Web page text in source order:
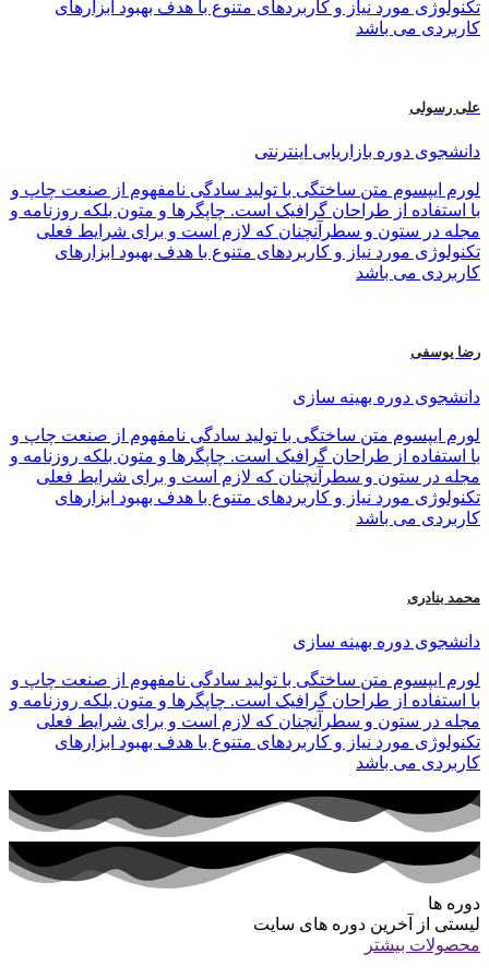
تکنولوژی مورد نیاز و کاربردهای متنوع با هدف بهبود ابزارهای
کاربردی می باشد
علی رسولی
دانشجوی دوره بازاریابی اینترنتی
لورم ایپسوم متن ساختگی با تولید سادگی نامفهوم از صنعت چاپ و
با استفاده از طراحان گرافیک است. چاپگرها و متون بلکه روزنامه و
مجله در ستون و سطرآنچنان که لازم است و برای شرایط فعلی
تکنولوژی مورد نیاز و کاربردهای متنوع با هدف بهبود ابزارهای
کاربردی می باشد
رضا یوسفی
دانشجوی دوره بهینه سازی
لورم ایپسوم متن ساختگی با تولید سادگی نامفهوم از صنعت چاپ و
با استفاده از طراحان گرافیک است. چاپگرها و متون بلکه روزنامه و
مجله در ستون و سطرآنچنان که لازم است و برای شرایط فعلی
تکنولوژی مورد نیاز و کاربردهای متنوع با هدف بهبود ابزارهای
کاربردی می باشد
محمد بنادری
دانشجوی دوره بهینه سازی
لورم ایپسوم متن ساختگی با تولید سادگی نامفهوم از صنعت چاپ و
با استفاده از طراحان گرافیک است. چاپگرها و متون بلکه روزنامه و
مجله در ستون و سطرآنچنان که لازم است و برای شرایط فعلی
تکنولوژی مورد نیاز و کاربردهای متنوع با هدف بهبود ابزارهای
کاربردی می باشد
دوره ها
لیستی از آخرین دوره های سایت
محصولات بیشتر